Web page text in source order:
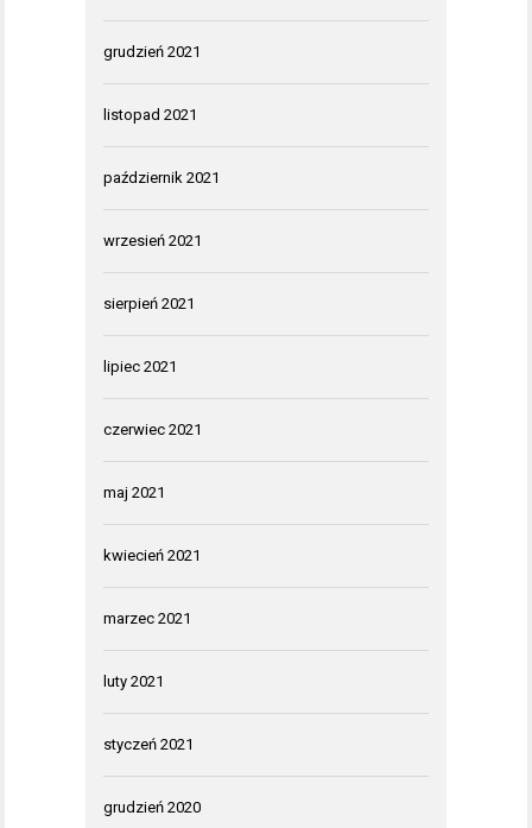
grudzień 2021
listopad 2021
październik 2021
wrzesień 2021
sierpień 2021
lipiec 2021
czerwiec 2021
maj 2021
kwiecień 2021
marzec 2021
luty 2021
styczeń 2021
grudzień 2020